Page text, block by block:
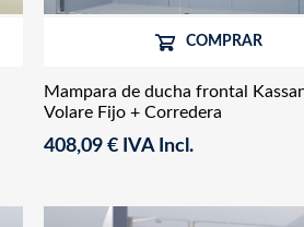
Mampara de ducha frontal
Volare Fijo + Corredera
408,09 € IVA Incl.
COMPRAR